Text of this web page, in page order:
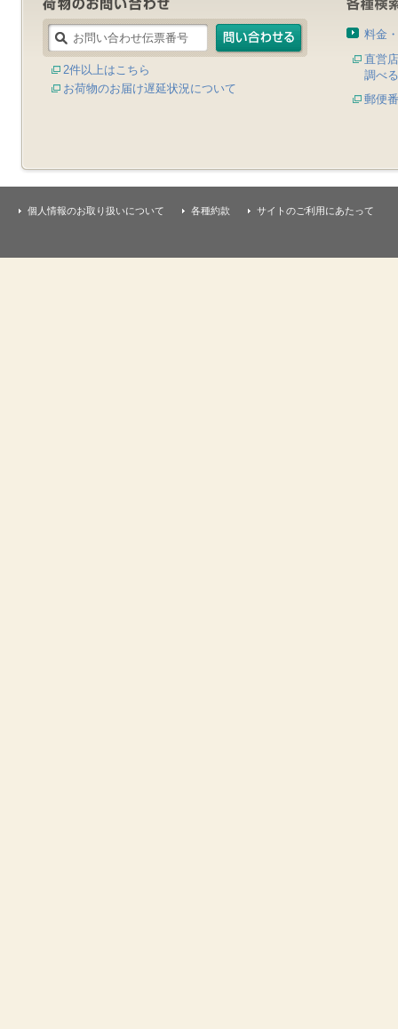
2件以上はこちら
お荷物のお届け遅延状況について
料金
直営
調べる
郵便
個人情報のお取り扱いについて 各種約款 サイトのご利用にあたって